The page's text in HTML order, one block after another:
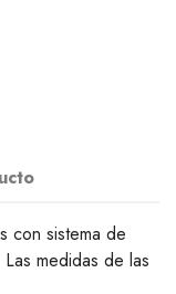
con sistema de
medidas de las